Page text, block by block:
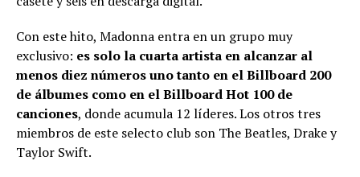
Con este hito, Madonna entra en un grupo muy
exclusivo: es solo la cuarta artista en alcanzar al
menos diez números uno tanto en el Billboard 200
de álbumes como en el Billboard Hot 100 de
canciones, donde acumula 12 líderes. Los otros tres
miembros de este selecto club son The Beatles, Drake y
Taylor Swift.